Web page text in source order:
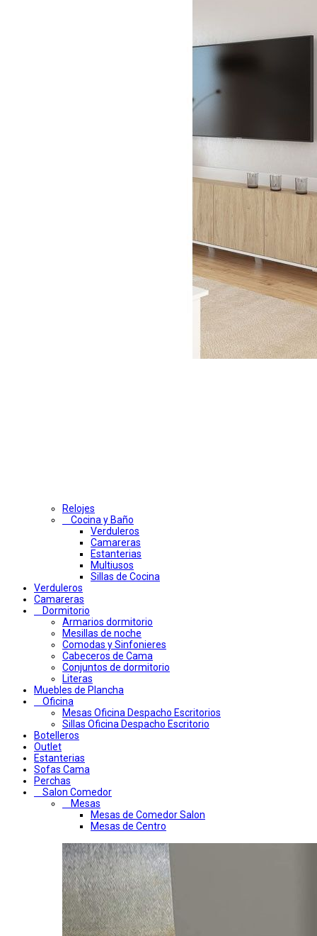
Relojes
Cocina y Baño
Verduleros
Camareras
Estanterias
Multiusos
Sillas de Cocina
Verduleros
Camareras
Dormitorio
Armarios dormitorio
Mesillas de noche
Comodas y Sinfonieres
Cabeceros de Cama
Conjuntos de dormitorio
Literas
Muebles de Plancha
Oficina
Mesas Oficina Despacho Escritorios
Sillas Oficina Despacho Escritorio
Botelleros
Outlet
Estanterias
Sofas Cama
Perchas
Salon Comedor
Mesas
Mesas de Comedor Salon
Mesas de Centro